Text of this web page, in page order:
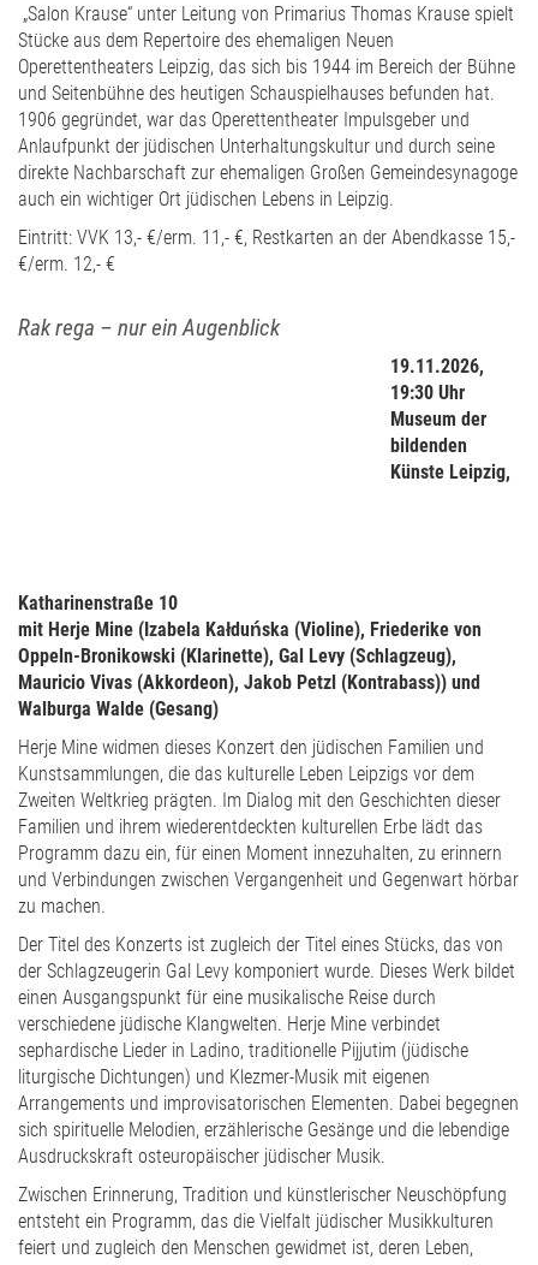
„Salon Krause“ unter Leitung von Primarius Thomas Krause spielt
Stücke aus dem Repertoire des ehemaligen Neuen
Operettentheaters Leipzig, das sich bis 1944 im Bereich der Bühne
und Seitenbühne des heutigen Schauspielhauses befunden hat.
1906 gegründet, war das Operettentheater Impulsgeber und
Anlaufpunkt der jüdischen Unterhaltungskultur und durch seine
direkte Nachbarschaft zur ehemaligen Großen Gemeindesynagoge
auch ein wichtiger Ort jüdischen Lebens in Leipzig.
Eintritt: VVK 13,- €/erm. 11,- €, Restkarten an der Abendkasse 15,-
€/erm. 12,- €
Rak rega – nur ein Augenblick
19.11.2026,
19:30 Uhr
Museum der
bildenden
Künste Leipzig,
Katharinenstraße 10
mit Herje Mine (Izabela Kałduńska (Violine), Friederike von
Oppeln-Bronikowski (Klarinette), Gal Levy (Schlagzeug),
Mauricio Vivas (Akkordeon), Jakob Petzl (Kontrabass)) und
Walburga Walde (Gesang)
Herje Mine widmen dieses Konzert den jüdischen Familien und
Kunstsammlungen, die das kulturelle Leben Leipzigs vor dem
Zweiten Weltkrieg prägten. Im Dialog mit den Geschichten dieser
Familien und ihrem wiederentdeckten kulturellen Erbe lädt das
Programm dazu ein, für einen Moment innezuhalten, zu erinnern
und Verbindungen zwischen Vergangenheit und Gegenwart hörbar
zu machen.
Der Titel des Konzerts ist zugleich der Titel eines Stücks, das von
der Schlagzeugerin Gal Levy komponiert wurde. Dieses Werk bildet
einen Ausgangspunkt für eine musikalische Reise durch
verschiedene jüdische Klangwelten. Herje Mine verbindet
sephardische Lieder in Ladino, traditionelle Pijjutim (jüdische
liturgische Dichtungen) und Klezmer-Musik mit eigenen
Arrangements und improvisatorischen Elementen. Dabei begegnen
sich spirituelle Melodien, erzählerische Gesänge und die lebendige
Ausdruckskraft osteuropäischer jüdischer Musik.
Zwischen Erinnerung, Tradition und künstlerischer Neuschöpfung
entsteht ein Programm, das die Vielfalt jüdischer Musikkulturen
feiert und zugleich den Menschen gewidmet ist, deren Leben,